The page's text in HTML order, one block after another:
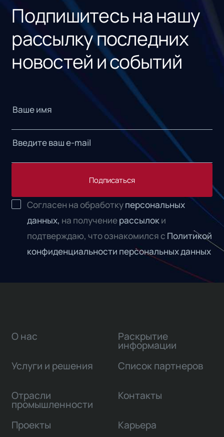
Подпишитесь на нашу
рассылку последних
новостей и событий
Подписаться
Согласен на обработкуперсональных
данных, на получениерассылоки
подтверждаю, что ознакомился с Политикой
конфиденциальности персональных данных
О нас
Услуги и решения
Отрасли
промышленности
Проекты
Раскрытие
информации
Список партнеров
Контакты
Карьера